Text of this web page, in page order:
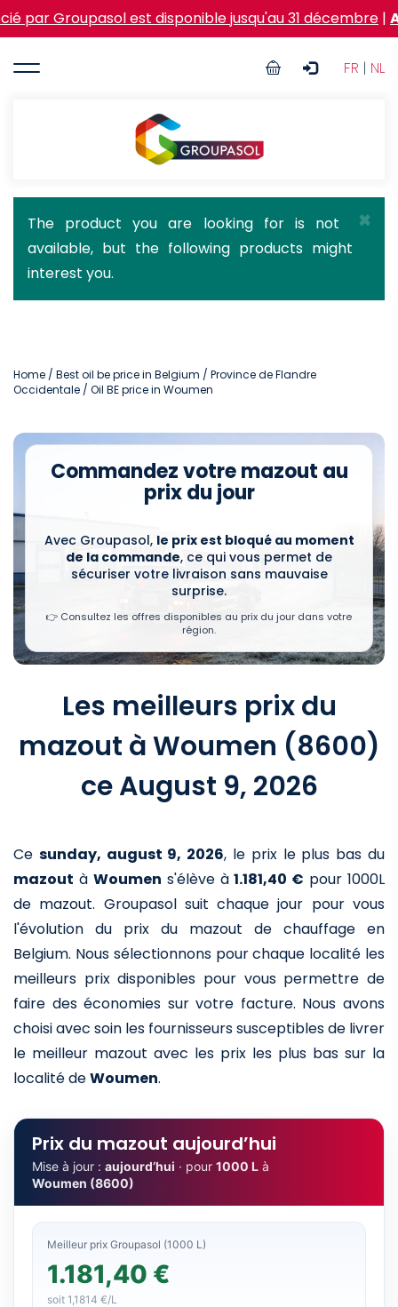
Skip
to
content
est disponible jusqu'au 31 décembre|Action
FR | NL
User
Groupasol
×
Status
message
The product you are looking for is not
available, but the following products might
interest you.
Home / Best oil be price in Belgium / Province de Flandre
Occidentale / Oil BE price in Woumen
Commandez votre mazout au
prix du jour
Avec Groupasol, le prix est bloqué au moment
de la commande, ce qui vous permet de
sécuriser votre livraison sans mauvaise
surprise.
👉 Consultez les offres disponibles au prix du jour dans votre
région.
Les meilleurs prix du
mazout à Woumen (8600)
ce August 9, 2026
Ce sunday, august 9, 2026, le prix le plus bas du
mazout à Woumen s'élève à1.181,40 € pour 1000L
de mazout. Groupasol suit chaque jour pour vous
l'évolution du prix du mazout de chauffage en
Belgium. Nous sélectionnons pour chaque localité les
meilleurs prix disponibles pour vous permettre de
faire des économies sur votre facture. Nous avons
choisi avec soin les fournisseurs susceptibles de livrer
le meilleur mazout avec les prix les plus bas sur la
localité deWoumen.
Prix du mazout aujourd’hui
Mise à jour : aujourd’hui · pour 1000 L à
Woumen (8600)
Meilleur prix Groupasol (1000 L)
1.181,40 €
soit 1,1814 €/L